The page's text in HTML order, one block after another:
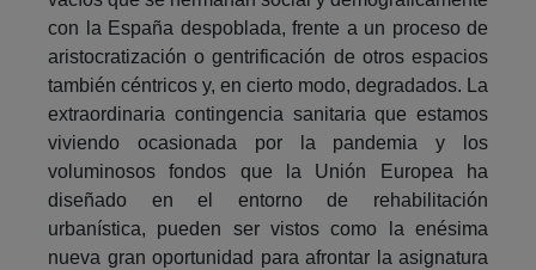
con la España despoblada, frente a un proceso de
aristocratización o gentrificación de otros espacios
también céntricos y, en cierto modo, degradados. La
extraordinaria contingencia sanitaria que estamos
viviendo ocasionada por la pandemia y los
voluminosos fondos que la Unión Europea ha
diseñado en el entorno de rehabilitación
urbanística, pueden ser vistos como la enésima
nueva gran oportunidad para afrontar la asignatura